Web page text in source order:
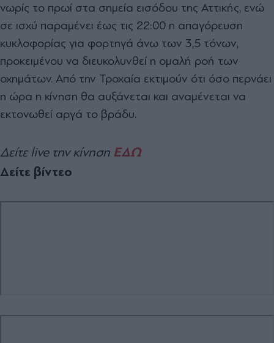
νωρίς το πρωί στα σημεία εισόδου της Αττικής, ενώ
σε ισχύ παραμένει έως τις 22:00 η απαγόρευση
κυκλοφορίας για φορτηγά άνω των 3,5 τόνων,
προκειμένου να διευκολυνθεί η ομαλή ροή των
οχημάτων. Από την Τροχαία εκτιμούν ότι όσο περνάει
η ώρα η κίνηση θα αυξάνεται και αναμένεται να
εκτονωθεί αργά το βράδυ.
Δείτε live την κίνηση ΕΔΩ
Δείτε βίντεο